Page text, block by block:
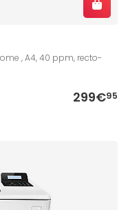
, A4, 40 ppm, recto-
299€95